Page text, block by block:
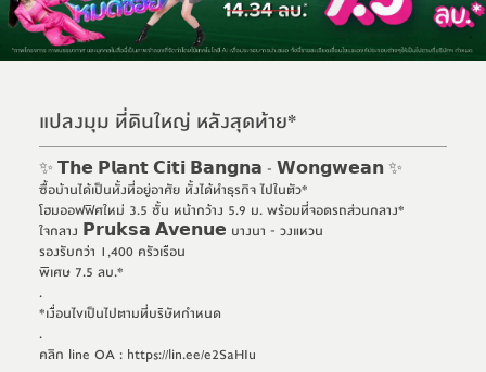
แปลงมุม ที่ดินใหญ่ หลังสุดท้าย*
✨ 𝗧𝗵𝗲 𝗣𝗹𝗮𝗻𝘁 𝗖𝗶𝘁𝗶 𝗕𝗮𝗻𝗴𝗻𝗮 - 𝗪𝗼𝗻𝗴𝘄𝗲𝗮𝗻 ✨
ซื้อบ้านได้เป็นทั้งที่อยู่อาศัย ทั้งได้ทำธุรกิจ ไปในตัว*
โฮมออฟฟิศใหม่ 3.5 ชั้น หน้ากว้าง 5.9 ม. พร้อมที่จอดรถส่วนกลาง*
ใจกลาง 𝗣𝗿𝘂𝗸𝘀𝗮 𝗔𝘃𝗲𝗻𝘂𝗲 บางนา - วงแหวน
รองรับกว่า 1,400 ครัวเรือน
พิเศษ 7.5 ลบ.*
.
*เงื่อนไขเป็นไปตามที่บริษัทกำหนด
.
คลิก line OA : https://lin.ee/e2SaHIu